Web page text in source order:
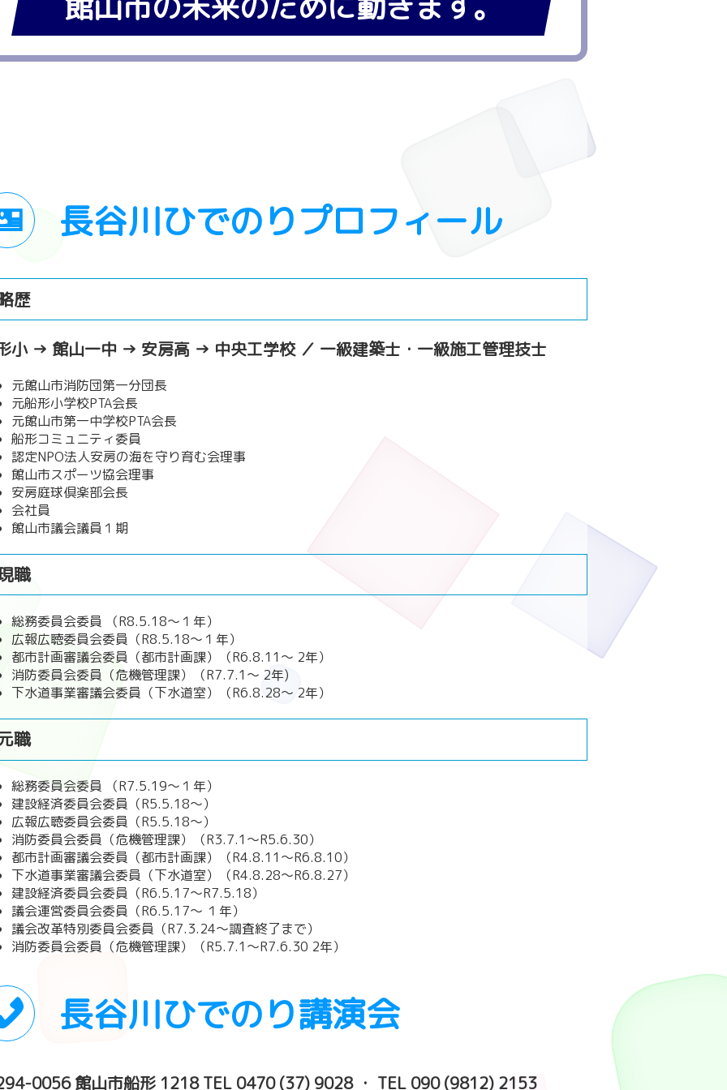
長谷川ひでのりプロフィール
歴
小 → 館山一中 → 安房高 → 中央工学校 ／ 一級建築士・一級施工管理技士
元館山市消防団第一分団長
元船形小学校PTA会長
元館山市第一中学校PTA会長
船形コミュニティ委員
認定NPO法人安房の海を守り育む会理事
館山市スポーツ協会理事
安房庭球倶楽部会長
会社員
館山市議会議員１期
職
総務委員会委員 （R8.5.18～１年）
広報広聴委員会委員（R8.5.18～１年）
都市計画審議会委員（都市計画課）（R6.8.11～ 2年）
消防委員会委員（危機管理課）（R7.7.1～ 2年)
下水道事業審議会委員（下水道室）（R6.8.28～ 2年）
職
総務委員会委員 （R7.5.19～１年）
建設経済委員会委員（R5.5.18～）
広報広聴委員会委員（R5.5.18～）
消防委員会委員（危機管理課）（R3.7.1～R5.6.30）
都市計画審議会委員（都市計画課）（R4.8.11～R6.8.10）
下水道事業審議会委員（下水道室）（R4.8.28～R6.8.27）
建設経済委員会委員（R6.5.17～R7.5.18）
議会運営委員会委員（R6.5.17～ １年）
議会改革特別委員会委員（R7.3.24～調査終了まで）
消防委員会委員（危機管理課）（R5.7.1～R7.6.30 2年）
長谷川ひでのり講演会
0056 館山市船形 1218 TEL 0470 (37) 9028 ・ TEL 090 (9812) 2153